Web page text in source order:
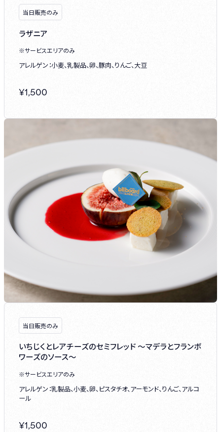
当日販売のみ
ラザニア
※サービスエリアのみ
アレルゲン：小麦、乳製品、卵、豚肉、りんご、大豆
¥1,500
当日販売のみ
いちじくとレアチーズのセミフレッド ～マデラとフランボ
ワーズのソース～
※サービスエリアのみ
アレルゲン：乳製品、小麦、卵、ピスタチオ、アーモンド、りんご、アルコ
ール
¥1,500